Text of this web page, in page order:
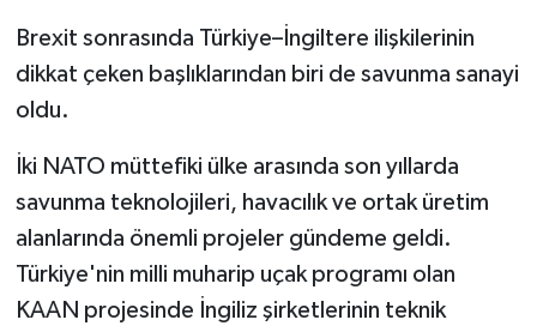
Brexit sonrasında Türkiye–İngiltere ilişkilerinin
dikkat çeken başlıklarından biri de savunma sanayi
oldu.
İki NATO müttefiki ülke arasında son yıllarda
savunma teknolojileri, havacılık ve ortak üretim
alanlarında önemli projeler gündeme geldi.
Türkiye'nin milli muharip uçak programı olan
KAAN projesinde İngiliz şirketlerinin teknik